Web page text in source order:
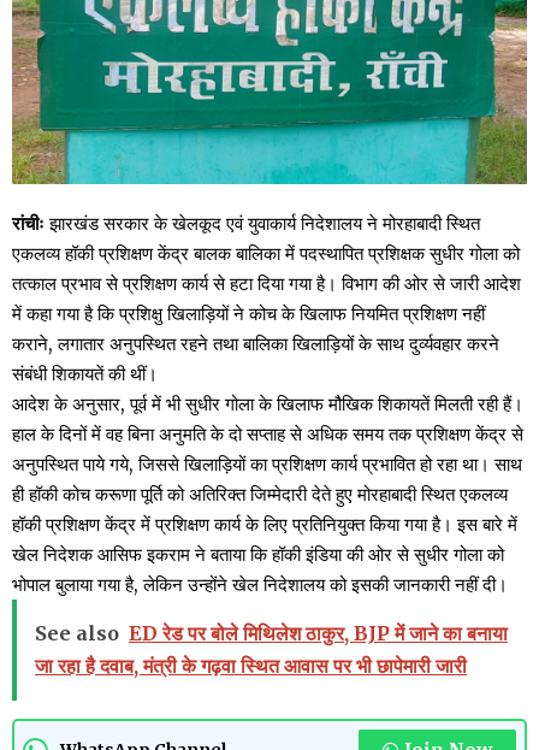
रांचीः झारखंड सरकार के खेलकूद एवं युवाकार्य निदेशालय ने मोरहाबादी स्थित
एकलव्य हॉकी प्रशिक्षण केंद्र बालक बालिका में पदस्थापित प्रशिक्षक सुधीर गोला को
तत्काल प्रभाव से प्रशिक्षण कार्य से हटा दिया गया है। विभाग की ओर से जारी आदेश
में कहा गया है कि प्रशिक्षु खिलाड़ियों ने कोच के खिलाफ नियमित प्रशिक्षण नहीं
कराने, लगातार अनुपस्थित रहने तथा बालिका खिलाड़ियों के साथ दुर्व्यवहार करने
संबंधी शिकायतें की थीं।
आदेश के अनुसार, पूर्व में भी सुधीर गोला के खिलाफ मौखिक शिकायतें मिलती रही हैं।
हाल के दिनों में वह बिना अनुमति के दो सप्ताह से अधिक समय तक प्रशिक्षण केंद्र से
अनुपस्थित पाये गये, जिससे खिलाड़ियों का प्रशिक्षण कार्य प्रभावित हो रहा था। साथ
ही हॉकी कोच करूणा पूर्ति को अतिरिक्त जिम्मेदारी देते हुए मोरहाबादी स्थित एकलव्य
हॉकी प्रशिक्षण केंद्र में प्रशिक्षण कार्य के लिए प्रतिनियुक्त किया गया है। इस बारे में
खेल निदेशक आसिफ इकराम ने बताया कि हॉकी इंडिया की ओर से सुधीर गोला को
भोपाल बुलाया गया है, लेकिन उन्होंने खेल निदेशालय को इसकी जानकारी नहीं दी।
See also ED रेड पर बोले मिथिलेश ठाकुर, BJP में जाने का बनाया
जा रहा है दवाब, मंत्री के गढ़वा स्थित आवास पर भी छापेमारी जारी